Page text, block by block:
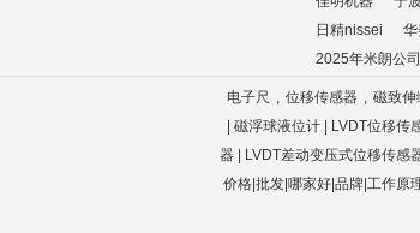
日精nissei
2025年米朗公
电子尺 , 位移传感器 , 磁致伸
| 磁浮球液位计 | LVDT位移
器| LVDT差动变压式位移传感
价格|批发|哪家好|品牌 工作原